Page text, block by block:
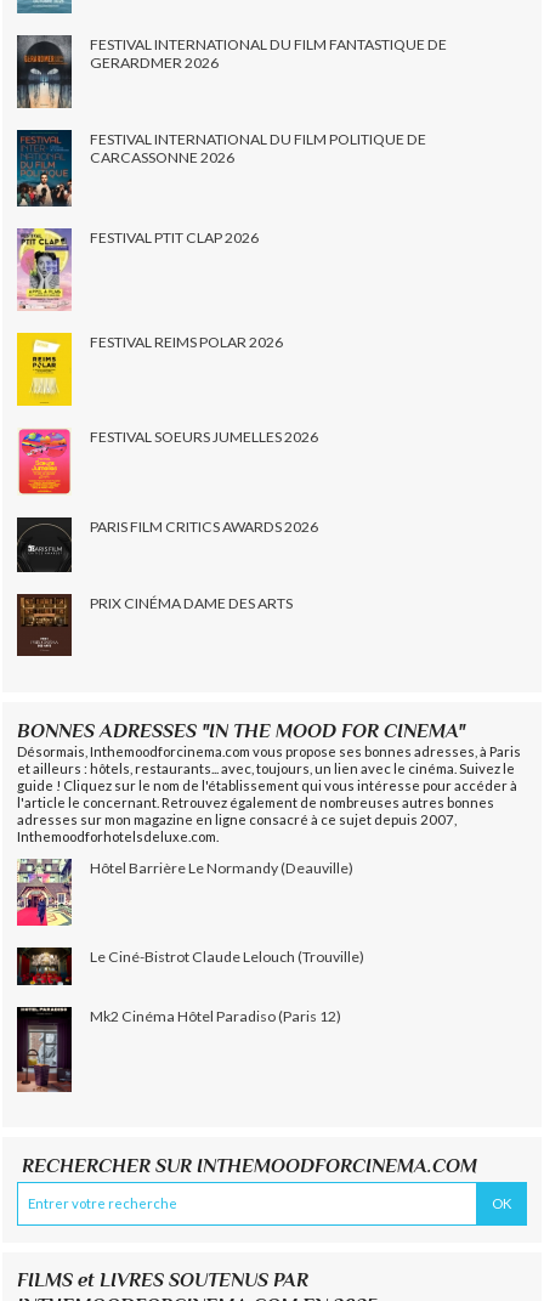
FESTIVAL INTERNATIONAL DU FILM FANTASTIQUE DE
GERARDMER 2026
FESTIVAL INTERNATIONAL DU FILM POLITIQUE DE
CARCASSONNE 2026
FESTIVAL PTIT CLAP 2026
FESTIVAL REIMS POLAR 2026
FESTIVAL SOEURS JUMELLES 2026
PARIS FILM CRITICS AWARDS 2026
PRIX CINÉMA DAME DES ARTS
BONNES ADRESSES "IN THE MOOD FOR CINEMA"
Désormais, Inthemoodforcinema.com vous propose ses bonnes adresses, à Paris
et ailleurs : hôtels, restaurants... avec, toujours, un lien avec le cinéma. Suivez le
guide ! Cliquez sur le nom de l'établissement qui vous intéresse pour accéder à
l'article le concernant. Retrouvez également de nombreuses autres bonnes
adresses sur mon magazine en ligne consacré à ce sujet depuis 2007,
Inthemoodforhotelsdeluxe.com.
Hôtel Barrière Le Normandy (Deauville)
Le Ciné-Bistrot Claude Lelouch (Trouville)
Mk2 Cinéma Hôtel Paradiso (Paris 12)
RECHERCHER SUR INTHEMOODFORCINEMA.COM
FILMS et LIVRES SOUTENUS PAR